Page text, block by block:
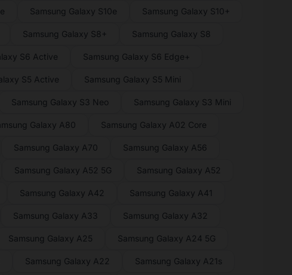
Samsung Galaxy S10e Samsung Galaxy S10+
Samsung Galaxy S8+ Samsung Galaxy S8
S6 Active Samsung Galaxy S6 Edge+
S5 Active Samsung Galaxy S5 Mini
Samsung Galaxy S3 Neo Samsung Galaxy S3 Mini
Galaxy A80 Samsung Galaxy A02 Core
Samsung Galaxy A70 Samsung Galaxy A56
Samsung Galaxy A52 5G Samsung Galaxy A52
Samsung Galaxy A42 Samsung Galaxy A41
Samsung Galaxy A33 Samsung Galaxy A32
Samsung Galaxy A25 Samsung Galaxy A24 5G
Samsung Galaxy A22 Samsung Galaxy A21s